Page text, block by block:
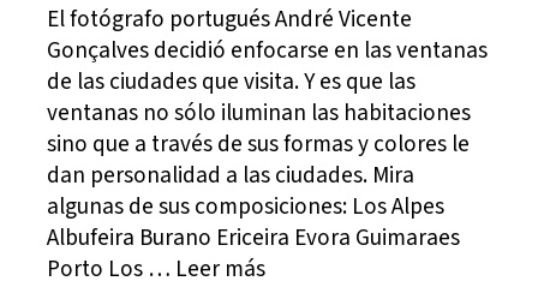
El fotógrafo portugués André Vicente
Gonçalves decidió enfocarse en las ventanas
de las ciudades que visita. Y es que las
ventanas no sólo iluminan las habitaciones
sino que a través de sus formas y colores le
dan personalidad a las ciudades. Mira
algunas de sus composiciones: Los Alpes
Albufeira Burano Ericeira Evora Guimaraes
Porto Los … Leer más